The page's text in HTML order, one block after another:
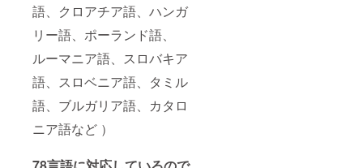
語、クロアチア語、ハンガ
リー語、ポーランド語、
ルーマニア語、スロバキア
語、スロベニア語、タミル
語、ブルガリア語、カタロ
ニア語など ）